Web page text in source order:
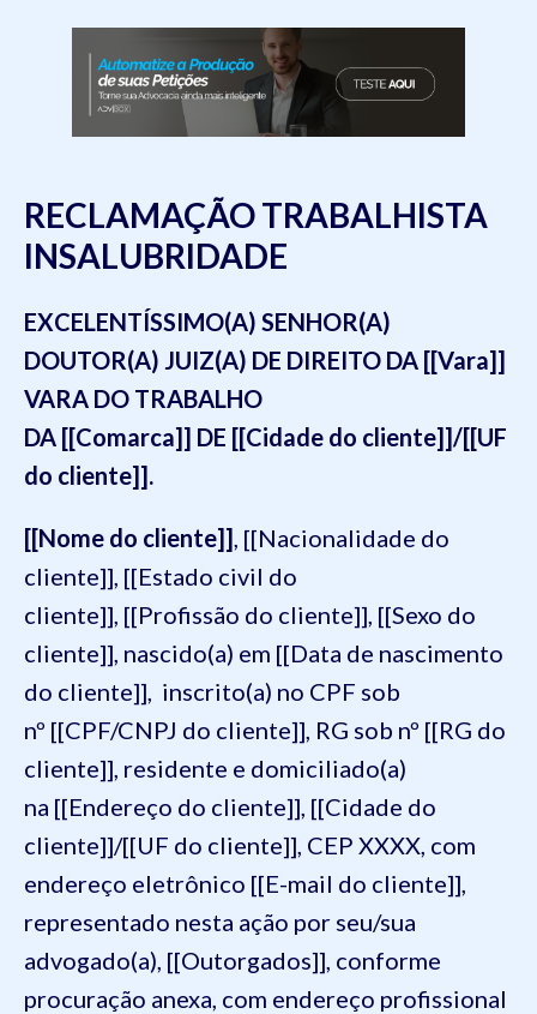
RECLAMAÇÃO TRABALHISTA
INSALUBRIDADE
EXCELENTÍSSIMO(A) SENHOR(A)
DOUTOR(A) JUIZ(A) DE DIREITO DA [[Vara]]
VARA DO TRABALHO
DA [[Comarca]] DE [[Cidade do cliente]]/[[UF
do cliente]].
[[Nome do cliente]] , [[Nacionalidade do
cliente]], [[Estado civil do
cliente]], [[Profissão do cliente]], [[Sexo do
cliente]], nascido(a) em [[Data de nascimento
do cliente]], inscrito(a) no CPF sob
nº [[CPF/CNPJ do cliente]], RG sob nº [[RG do
cliente]], residente e domiciliado(a)
na [[Endereço do cliente]], [[Cidade do
cliente]]/[[UF do cliente]], CEP XXXX, com
endereço eletrônico [[E-mail do cliente]],
representado nesta ação por seu/sua
advogado(a), [[Outorgados]], conforme
procuração anexa, com endereço profissional